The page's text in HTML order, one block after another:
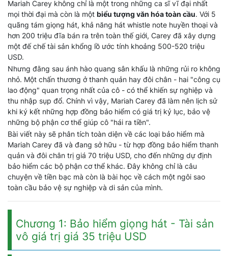
Mariah Carey không chỉ là một trong những ca sĩ vĩ đại nhất
mọi thời đại mà còn là một biểu tượng văn hóa toàn cầu. Với 5
quãng tám giọng hát, khả năng hát whistle note huyền thoại và
hơn 200 triệu đĩa bán ra trên toàn thế giới, Carey đã xây dựng
một đế chế tài sản khổng lồ ước tính khoảng 500-520 triệu
USD.
Nhưng đằng sau ánh hào quang sân khấu là những rủi ro không
nhỏ. Một chấn thương ở thanh quản hay đôi chân - hai "công cụ
lao động" quan trọng nhất của cô - có thể khiến sự nghiệp và
thu nhập sụp đổ. Chính vì vậy, Mariah Carey đã làm nên lịch sử
khi ký kết những hợp đồng bảo hiểm có giá trị kỷ lục, bảo vệ
những bộ phận cơ thể giúp cô "hái ra tiền".
Bài viết này sẽ phân tích toàn diện về các loại bảo hiểm mà
Mariah Carey đã và đang sở hữu - từ hợp đồng bảo hiểm thanh
quản và đôi chân trị giá 70 triệu USD, cho đến những dự định
bảo hiểm các bộ phận cơ thể khác. Đây không chỉ là câu
chuyện về tiền bạc mà còn là bài học về cách một ngôi sao
toàn cầu bảo vệ sự nghiệp và di sản của mình.
Chương 1: Bảo hiểm giọng hát - Tài sản
vô giá trị giá 35 triệu USD